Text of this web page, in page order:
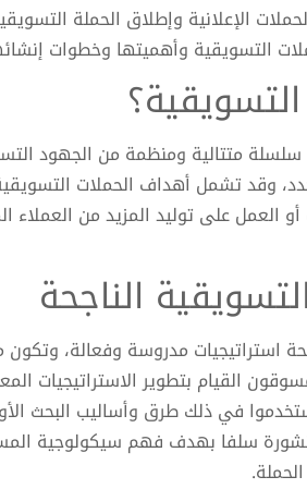
الإعلانية وإطلاق الحملة
التسويقية وأهميتها وخطوات
متتالية ومنظمة من الجهود
تشمل أهداف الحملات التسويقية
أو العمل على توليد المزيد من
الناجحة
استراتيجيات مدروسة وفعالة،
القيام بتطوير الاستراتيجيات
في ذلك طرق وأساليب البحث
سلفا بهدف فهم سيكولوجية